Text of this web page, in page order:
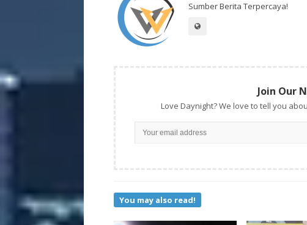
Sumber Berita Terpercaya!
Join Our
Love Daynight? We love to tell you
You may also read!